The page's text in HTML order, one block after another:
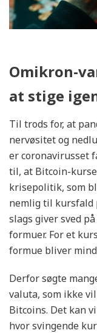
Omikron-
at stige
Til trods for, at
nervøsitet og
er coronavirusset
til, at Bitcoin-
krisepolitik, som
nemlig til kursfald
slags giver sved
formuer. For et
formue bliver
Derfor søgte
valuta, som ikke
Bitcoins. Det kan
hvor svingende